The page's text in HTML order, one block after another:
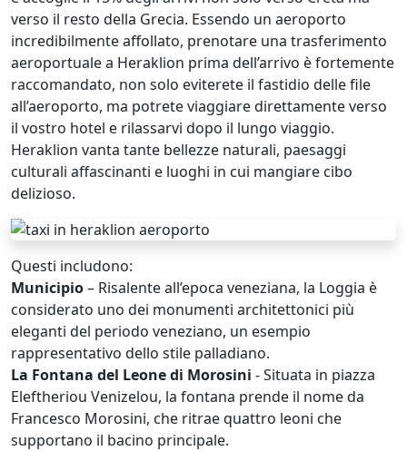
verso il resto della Grecia. Essendo un aeroporto
incredibilmente affollato, prenotare una trasferimento
aeroportuale a Heraklion prima dell’arrivo è fortemente
raccomandato, non solo eviterete il fastidio delle file
all’aeroporto, ma potrete viaggiare direttamente verso
il vostro hotel e rilassarvi dopo il lungo viaggio.
Heraklion vanta tante bellezze naturali, paesaggi
culturali affascinanti e luoghi in cui mangiare cibo
delizioso.
Questi includono:
Municipio– Risalente all’epoca veneziana, la Loggia è
considerato uno dei monumenti architettonici più
eleganti del periodo veneziano, un esempio
rappresentativo dello stile palladiano.
La Fontana del Leone di Morosini - Situata in piazza
Eleftheriou Venizelou, la fontana prende il nome da
Francesco Morosini, che ritrae quattro leoni che
supportano il bacino principale.